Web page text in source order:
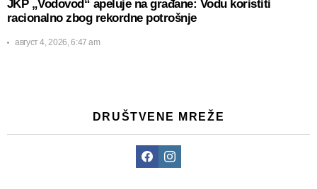
JKP „Vodovod“ apeluje na građane: Vodu koristiti
racionalno zbog rekordne potrošnje
август 4, 2026, 6:47 am
DRUŠTVENE MREŽE
FacebookInstagram